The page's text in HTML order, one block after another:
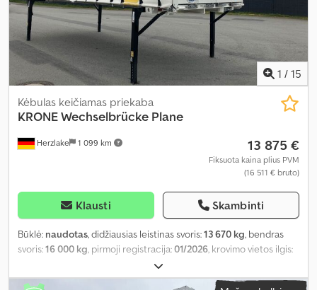
1 / 15
Herzlake 1 099 km
Kėbulas keičiamas priekaba
KRONEWechselbrücke Plane
13 875 €
Fiksuota kaina plius PVM
(16 511 € bruto)
Klausti Skambinti
Būklė: naudotas, didžiausias leistinas svoris:13 670 kg, bendras
svoris:16 000 kg , pirmoji registracija:01/2026 , krovimo vietos ilgis:
, krovinių skyriaus plotis:
aukštis:2 480 mm, krovinio erdvės tūris:44 m³, bendras plotis: